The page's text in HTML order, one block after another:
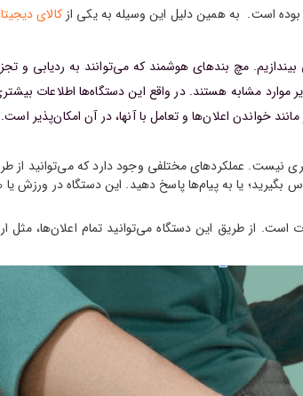
بوده است. به همین دلیل این وسیله به یکی ازکالای
بیندازیم. مچ بندهای هوشمند که می‌توانند به
مشابه هستند. در واقع این دستگاه‌ها اطلاعات
خواندن اعلان‌ها و تعامل با آنها، در آن امکان‌پذیر است.
نیست. عملکردهای مختلفی وجود دارد که می‌توانید از
یا به پیام‌ها پاسخ دهید. این دستگاه در ورزش
از طریق این دستگاه می‌توانید تمام اعلان‌ها،